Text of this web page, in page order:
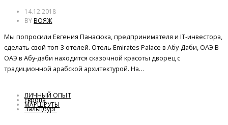
14.12.2018
BYВОЯЖ
Мы попросили Евгения Панасюка, предпринимателя и IT-инвестора,
сделать свой топ-3 отелей. Отель Emirates Palace в Абу-Даби, ОАЭ В
ОАЭ в Абу-даби находится сказочной красоты дворец с
традиционной арабской архитектурой. На…
ЛИЧНЫЙ ОПЫТ
МАРШРУТЫ
Европа
Зальцбург